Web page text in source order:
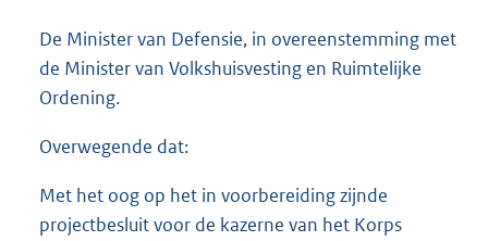
r
o
4
De Minister van Defensie, in overeenstemming met
de Minister van Volkshuisvesting en Ruimtelijke
Ordening.
Overwegende dat:
Met het oog op het in voorbereiding zijnde
projectbesluit voor de kazerne van het Korps